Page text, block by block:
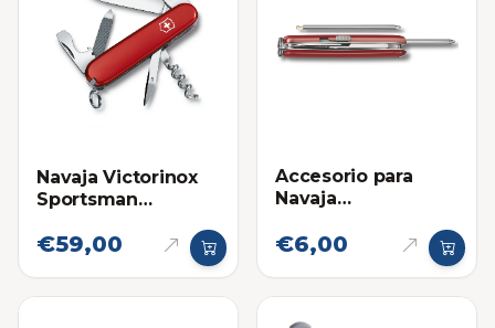
Navaja Victorinox
Sportsman
€59,00
Accesorio para
Navaja
Bolígrafo Corto
€6,00